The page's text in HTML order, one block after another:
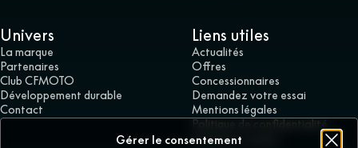
Gérer le consentement
Univers
La marque
Partenaires
Club CFMOTO
Développement durable
Contact
Liens utiles
Actualités
Offres
Concessionnaires
Demandez votre essai
Mentions légales
Politique de confidentialité
Gérer les cookies